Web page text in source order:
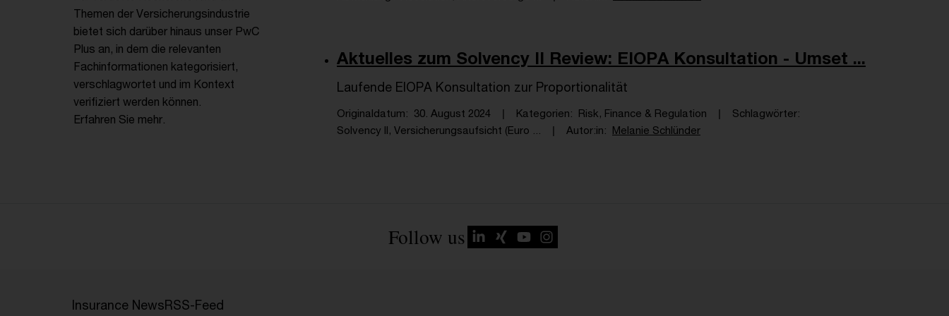
Aktuelles zum Solvency II Review: EIOPA Konsultation - Umset ...
Laufende EIOPA Konsultation zur Proportionalität
Originaldatum 30. August 2024 Kategorien Risk, Finance & Regulation
Schlagwörter
Solvency II, Versicherungsaufsicht (Euro ...
Autor:in Melanie Schlünder
Themen der Versicherungsindustrie
bietet sich darüber hinaus unser PwC
Plus an, in dem die relevanten
Fachinformationen kategorisiert,
verschlagwortet und im Kontext
verifiziert werden können.
Erfahren Sie mehr.
Follow us
Insurance NewsRSS-Feed